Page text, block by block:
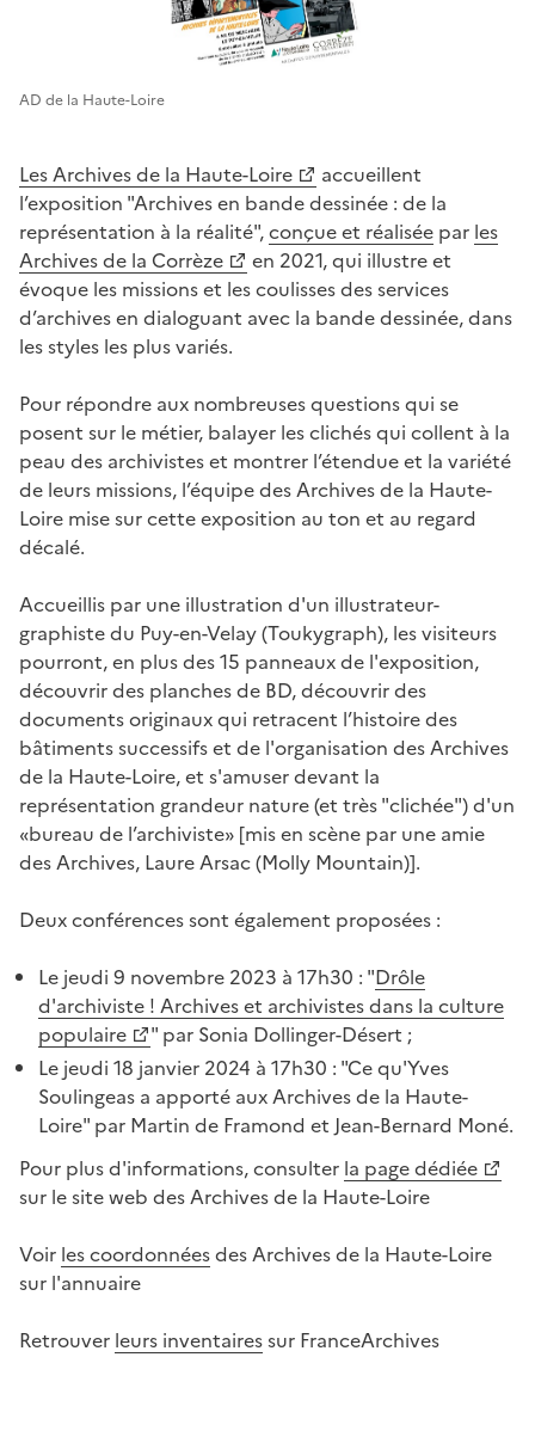
AD de la Haute-Loire
Les Archives de la Haute-Loire
accueillent
l’exposition "Archives en bande dessinée : de la
représentation à la réalité",conçue et réalisée par les
Archives de la Corrèze
en 2021, qui illustre et
évoque les missions et les coulisses des services
d’archives en dialoguant avec la bande dessinée, dans
les styles les plus variés.
Pour répondre aux nombreuses questions qui se
posent sur le métier, balayer les clichés qui collent à la
peau des archivistes et montrer l’étendue et la variété
de leurs missions, l’équipe des Archives de la Haute-
Loire mise sur cette exposition au ton et au regard
décalé.
Accueillis par une illustration d'un illustrateur-
graphiste du Puy-en-Velay (Toukygraph), les visiteurs
pourront, en plus des 15 panneaux de l'exposition,
découvrir des planches de BD, découvrir des
documents originaux qui retracent l’histoire des
bâtiments successifs et de l'organisation des Archives
de la Haute-Loire, et s'amuser devant la
représentation grandeur nature (et très "clichée") d'un
«bureau de l’archiviste» [mis en scène par une amie
des Archives, Laure Arsac (Molly Mountain)].
Deux conférences sont également proposées :
Le jeudi 9 novembre 2023 à 17h30 : "Drôle
d'archiviste ! Archives et archivistes dans la culture
populaire
" par Sonia Dollinger-Désert ;
Le jeudi 18 janvier 2024 à 17h30 : "Ce qu'Yves
Soulingeas a apporté aux Archives de la Haute-
Loire" par Martin de Framond et Jean-Bernard Moné.
Pour plus d'informations, consulter la page dédiée
sur le site web des Archives de la Haute-Loire
Voir les coordonnéesdes Archives de la Haute-Loire
sur l'annuaire
Retrouver leurs inventairessur FranceArchives